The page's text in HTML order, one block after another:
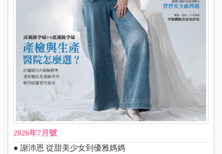
2026年7月號
● 謝沛恩 從甜美少女到優雅媽媽